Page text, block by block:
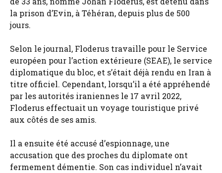
la prison d’Evin, à Téhéran, depuis plus de 500
jours.
Selon le journal, Floderus travaille pour le Service
européen pour l’action extérieure (SEAE), le service
diplomatique du bloc, et s’était déjà rendu en Iran à
titre officiel. Cependant, lorsqu’il a été appréhendé
par les autorités iraniennes le 17 avril 2022,
Floderus effectuait un voyage touristique privé
aux côtés de ses amis.
Il a ensuite été accusé d’espionnage, une
accusation que des proches du diplomate ont
fermement démentie. Son cas individuel n’avait